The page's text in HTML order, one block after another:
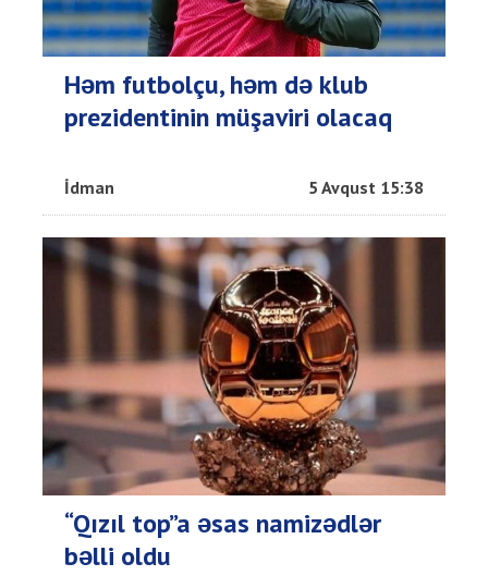
Həm futbolçu, həm də klub
prezidentinin müşaviri olacaq
İdman 5 Avqust 15:38
“Qızıl top”a əsas namizədlər
bəlli oldu